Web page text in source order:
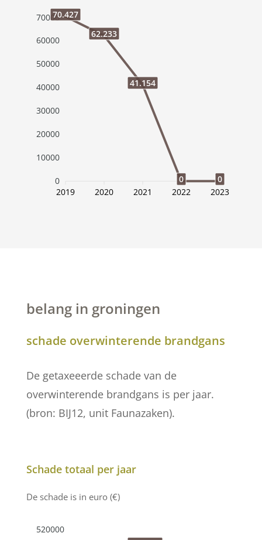
70000
60000
50000
40000
30000
20000
10000
0
70.427
62.233
41.154
0
0
2019
2020 2021 2022 2023
belang in groningen
schade overwinterende brandgans
De getaxeeerde schade van de
overwinterende brandgans is per jaar.
(bron: BIJ12, unit Faunazaken).
Schade totaal per jaar
De schade is in euro (€)
520000